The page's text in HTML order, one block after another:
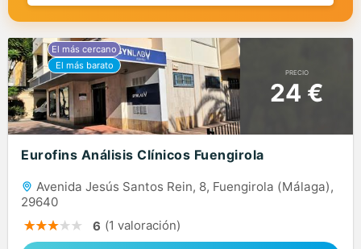
PRECIO
24 €
Eurofins Análisis Clínicos Fuengirola
Avenida Jesús Santos Rein, 8, Fuengirola (Málaga),
29640
6 (1 valoración)